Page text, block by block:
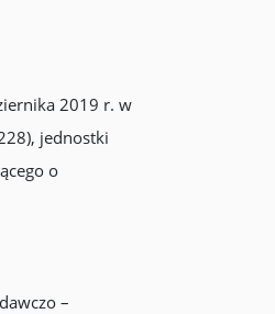
2019 r. w
jednostki
o
–